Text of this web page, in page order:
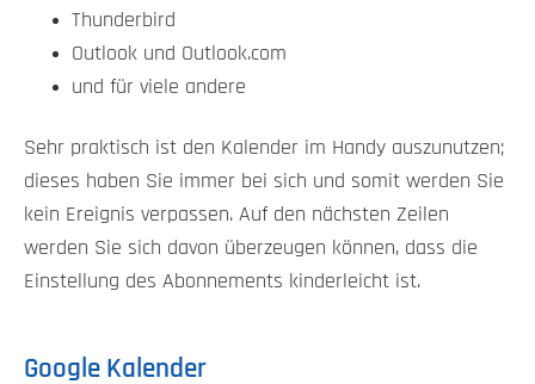
Thunderbird
Outlook und Outlook.com
und für viele andere
Sehr praktisch ist den Kalender im Handy auszunutzen;
dieses haben Sie immer bei sich und somit werden Sie
kein Ereignis verpassen. Auf den nächsten Zeilen
werden Sie sich davon überzeugen können, dass die
Einstellung des Abonnements kinderleicht ist.
Google Kalender